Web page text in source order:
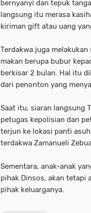
bernyanyi dan tepuk
langsung itu merasa
kiriman gift atau uang
Terdakwa juga
makan berupa bubur
berkisar 2 bulan. Hal itu
dari penonton yang
Saat itu, siaran langsung
petugas kepolisian dan
terjun ke lokasi panti
terdakwa Zamanueli
Sementara, anak-anak
pihak Dinsos, akan tetapi
pihak keluarganya.